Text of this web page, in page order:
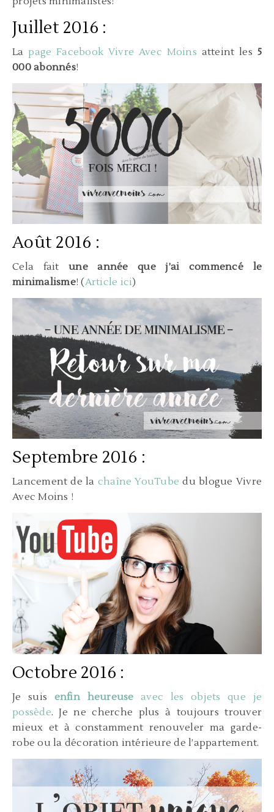
Juillet 2016 :
Lapage Facebook Vivre Avec Moins atteint les 5
000 abonnés!
Août 2016 :
Cela faitune année que j’ai commencé le
minimalisme! (Article ici)
Septembre 2016 :
Lancement de la chaîne YouTube du blogue Vivre
Avec Moins !
Octobre 2016 :
Je suis enfin heureuse avec les objets que je
possède. Je ne cherche plus à toujours trouver
mieux et à constamment renouveler ma garde-
robe ou la décoration intérieure de l’appartement.